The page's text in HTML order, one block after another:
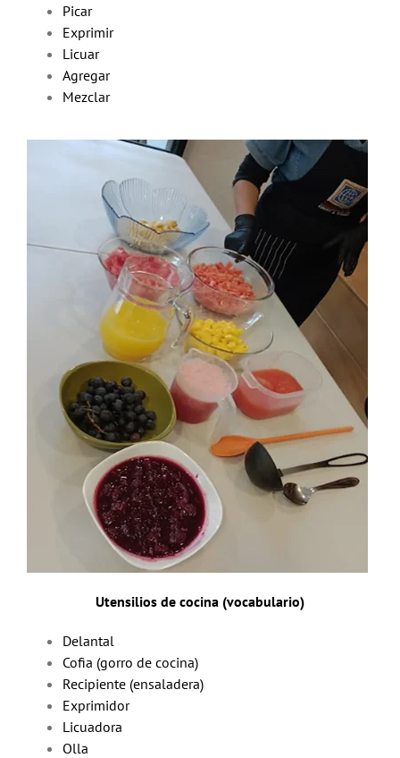
Picar
Exprimir
Licuar
Agregar
Mezclar
Utensilios de cocina (vocabulario)
Delantal
Cofia (gorro de cocina)
Recipiente (ensaladera)
Exprimidor
Licuadora
Olla